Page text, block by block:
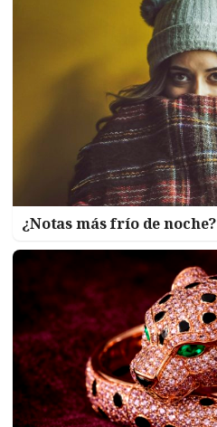
¿Notas más frío de noche?